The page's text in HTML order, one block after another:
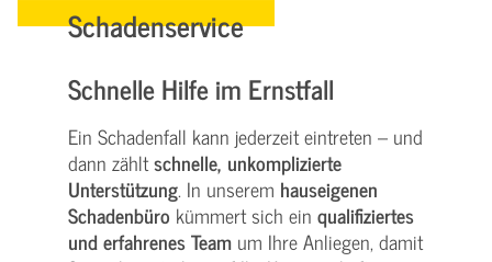
Schadenservice
Schnelle Hilfe im Ernstfall
Ein Schadenfall kann jederzeit eintreten – und
dann zähltschnelle, unkomplizierte
Unterstützung. In unserem hauseigenen
Schadenbüro kümmert sich ein qualifiziertes
und erfahrenes Team um Ihre Anliegen, damit